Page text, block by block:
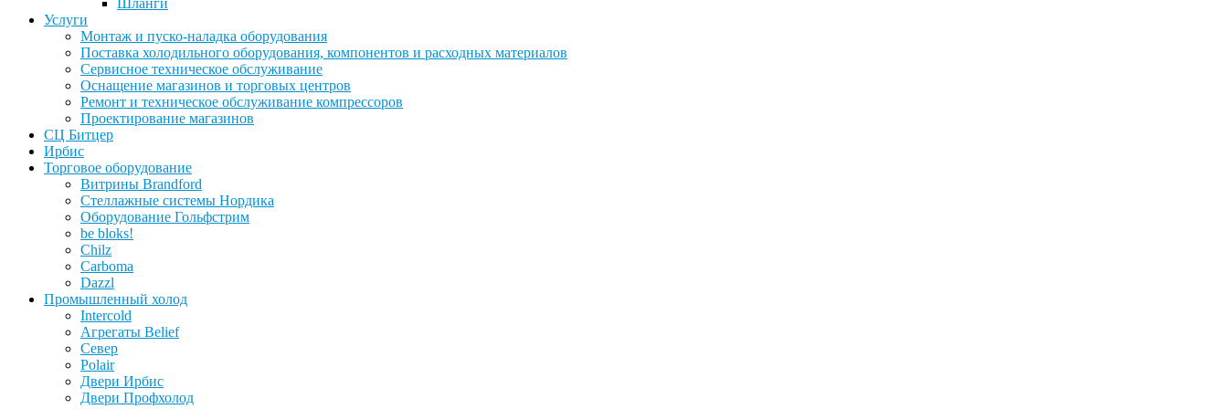
Шланги
Услуги
Монтаж и пуско-наладка оборудования
Поставка холодильного оборудования, компонентов и расходных материалов
Сервисное техническое обслуживание
Оснащение магазинов и торговых центров
Ремонт и техническое обслуживание компрессоров
Проектирование магазинов
СЦ Битцер
Ирбис
Торговое оборудование
Витрины Brandford
Стеллажные системы Нордика
Оборудование Гольфстрим
be bloks!
Chilz
Carboma
Dazzl
Промышленный холод
Intercold
Агрегаты Belief
Север
Polair
Двери Ирбис
Двери Профхолод